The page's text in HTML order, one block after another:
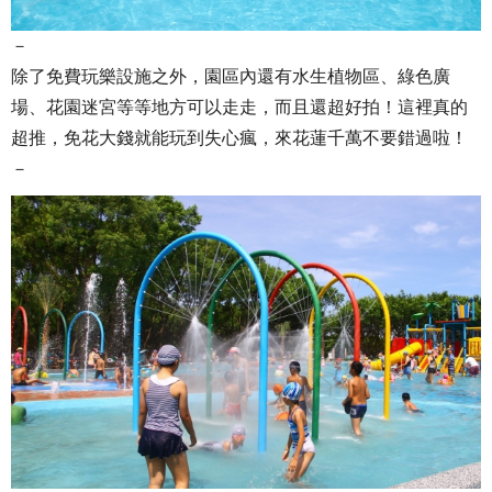
－
除了免費玩樂設施之外，園區內還有水生植物區、綠色廣
場、花園迷宮等等地方可以走走，而且還超好拍！這裡真的
超推，免花大錢就能玩到失心瘋，來花蓮千萬不要錯過啦！
－